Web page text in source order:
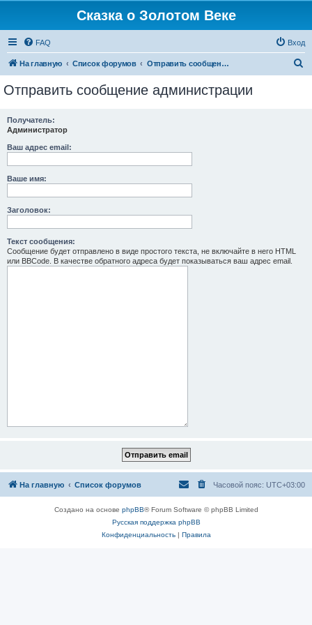
Сказка о Золотом Веке
FAQ Вход
На главную Список форумов Отправить сообщение администрации
Отправить сообщение администрации
Получатель:
Администратор
Ваш адрес email:
Ваше имя:
Заголовок:
Текст сообщения:
Сообщение будет отправлено в виде простого текста, не включайте в него HTML
или BBCode. В качестве обратного адреса будет показываться ваш адрес email.
На главную Список форумов Часовой пояс: UTC+03:00
Создано на основе phpBB® Forum Software © phpBB Limited
Русская поддержка phpBB
Конфиденциальность| Правила